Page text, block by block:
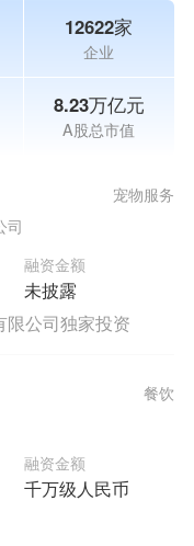
12622家
企业
8.23万亿元
A股总市值
司
融资金额
未披露
宠物服务
限公司独家投资
融资金额
千万级人民币
餐饮